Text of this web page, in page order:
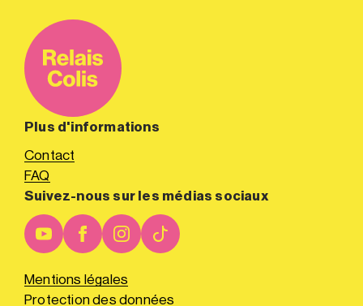
Plus d'informations
Contact
FAQ
Suivez-nous sur les médias sociaux
Mentions légales
Protection des données